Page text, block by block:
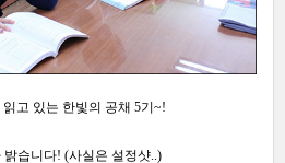
고 있는 한빛의 공채 5기~!
밝습니다! (사실은 설정샷..)